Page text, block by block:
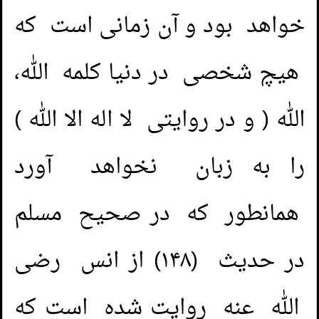
خواهد بود و آن زمانی است که
هیچ شخصی در دنیا کلمه الله،
الله ( و در روایتی لا اله الا الله )
را به زبان نخواهد آورد
همانطور که در صحیح مسلم
در حدیث (۱۴۸) از انس رضی
الله عنه روایت شده است که